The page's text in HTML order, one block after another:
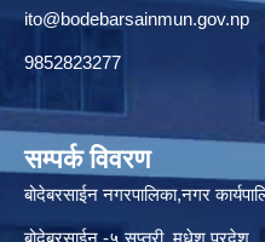
ito@bodebarsainmun.gov.np
9852823277
सम्पर्क विवरण
बोदेबरसाईन नगरपालिका,नगर
बोदेबरसाईन -५,सप्तरी, मधेश प्रदेश